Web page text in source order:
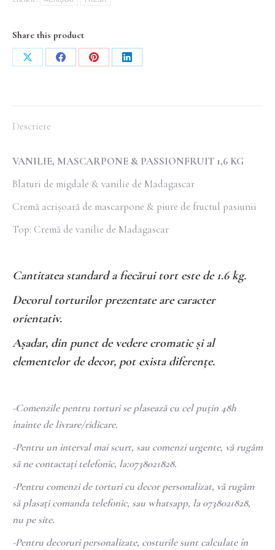
Share this product
Share
Share
Share
Share
Descriere
VANILIE, MASCARPONE & PASSIONFRUIT 1,6 KG
Blaturi de migdale & vanilie de Madagascar
Cremă acrișoară de mascarpone & piure de fructul pasiunii
Top: Cremă de vanilie de Madagascar
Cantitatea standard a fiecărui tort este de 1.6 kg.
Decorul torturilor prezentate are caracter
orientativ.
Așadar, din punct de vedere cromatic și al
elementelor de decor, pot exista diferențe.
-Comenzile pentru torturi se plasează cu cel puțin 48h
înainte de livrare/ridicare.
-Pentru un interval mai scurt, sau comenzi urgente, vă rugăm
să ne contactați telefonic, la:0738021828.
-Pentru comenzi de torturi cu decor personalizat, vă rugăm
să plasați comanda telefonic, sau whatsapp, la 0738021828,
nu pe site.
-Pentru decoruri personalizate, costurile sunt calculate în